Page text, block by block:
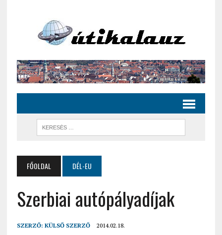
FŐOLDAL DÉL-EU
Szerbiai autópályadíjak
SZERZŐ: KÜLSŐ SZERZŐ 2014.02.18.